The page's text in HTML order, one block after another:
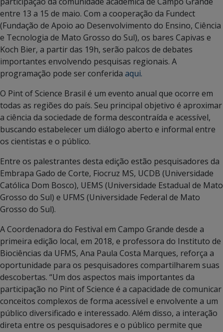
entre 13 a 15 de maio. Com a cooperação da Fundect
(Fundação de Apoio ao Desenvolvimento do Ensino, Ciência
e Tecnologia de Mato Grosso do Sul), os bares Capivas e
Koch Bier, a partir das 19h, serão palcos de debates
importantes envolvendo pesquisas regionais. A
programação pode ser conferida aqui.
O Pint of Science Brasil é um evento anual que ocorre em
todas as regiões do país. Seu principal objetivo é aproximar
a ciência da sociedade de forma descontraída e acessível,
buscando estabelecer um diálogo aberto e informal entre
os cientistas e o público.
Entre os palestrantes desta edição estão pesquisadores da
Embrapa Gado de Corte, Fiocruz MS, UCDB (Universidade
Católica Dom Bosco), UEMS (Universidade Estadual de Mato
Grosso do Sul) e UFMS (Universidade Federal de Mato
Grosso do Sul).
A Coordenadora do Festival em Campo Grande desde a
primeira edição local, em 2018, e professora do Instituto de
Biociências da UFMS, Ana Paula Costa Marques, reforça a
oportunidade para os pesquisadores compartilharem suas
descobertas. “Um dos aspectos mais importantes da
participação no Pint of Science é a capacidade de comunicar
conceitos complexos de forma acessível e envolvente a um
público diversificado e interessado. Além disso, a interação
direta entre os pesquisadores e o público permite que